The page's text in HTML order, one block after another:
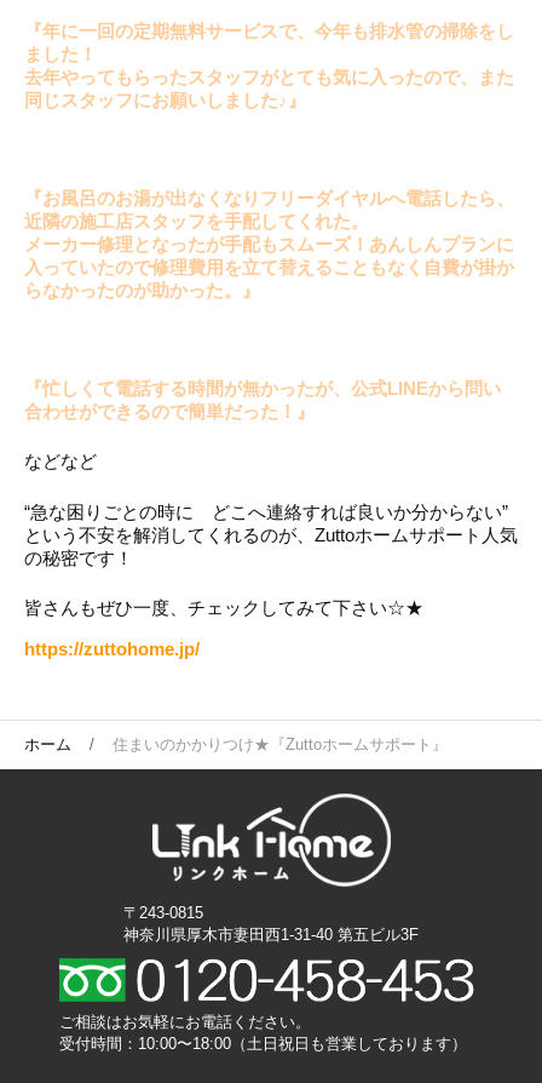
『年に一回の定期無料サービスで、今年も排水管の掃除をし
ました！
去年やってもらったスタッフがとても気に入ったので、また
同じスタッフにお願いしました♪』
『お風呂のお湯が出なくなりフリーダイヤルへ電話したら、
近隣の施工店スタッフを手配してくれた。
メーカー修理となったが手配もスムーズ！ あんしんプランに
入っていたので修理費用を立て替えることもなく自費が掛か
らなかったのが助かった。』
『忙しくて電話する時間が無かったが、公式LINEから問い
合わせができるので簡単だった！』
などなど
“急な困りごとの時に どこへ連絡すれば良いか分からない”
という不安を解消してくれるのが、Zuttoホームサポート人気
の秘密です！
皆さんもぜひ一度、チェックしてみて下さい☆★
https://zuttohome.jp/
ホーム 住まいのかかりつけ★『Zuttoホームサポート』
〒243-0815
神奈川県厚木市妻田西1-31-40 第五ビル3F
ご相談はお気軽にお電話ください。
受付時間：10:00〜18:00（土日祝日も営業しております）